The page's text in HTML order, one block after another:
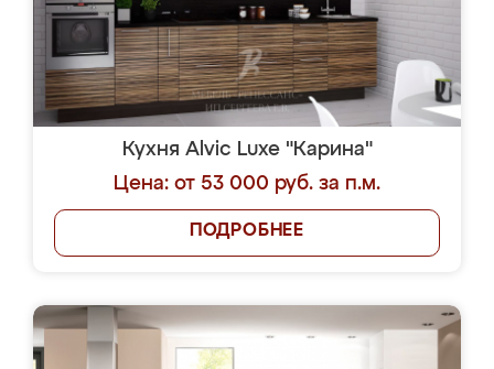
Кухня Alvic Luxe "Карина"
Цена: от 53 000 руб. за п.м.
ПОДРОБНЕЕ